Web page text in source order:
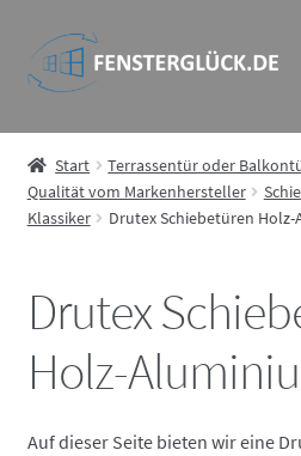
Zur
Navigation
Zum
Inhalt
Drutex Iglo – das hochwertige
System
Drutex MB – Eindrucksvoll und
Drutex Softline – Holz Fenster in
Drutex Duoline – ideale
Start
Terrassentür oder
Qualität vom Markenhersteller
Klassiker
Drutex Schiebetüren
Drutex
Holz-
Auf dieser Seite bieten wir eine